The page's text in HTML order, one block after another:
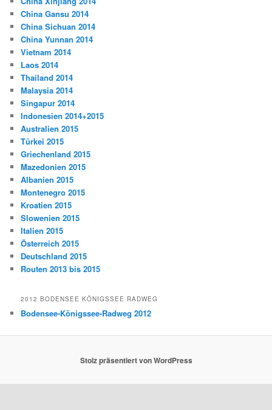
China Gansu 2014
China Sichuan 2014
China Yunnan 2014
Vietnam 2014
Laos 2014
Thailand 2014
Malaysia 2014
Singapur 2014
Indonesien 2014+2015
Australien 2015
Türkei 2015
Griechenland 2015
Mazedonien 2015
Albanien 2015
Montenegro 2015
Kroatien 2015
Slowenien 2015
Italien 2015
Österreich 2015
Deutschland 2015
Routen 2013 bis 2015
2012 BODENSEE KÖNIGSSEE RADWEG
Bodensee-Königssee-Radweg 2012
Stolz präsentiert von WordPress